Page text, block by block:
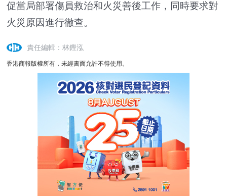
促當局部署傷員救治和火災善後工作，同時要求對
火災原因進行徹查。
責任編輯：林鏗泓
香港商報版權所有，未經書面允許不得使用。